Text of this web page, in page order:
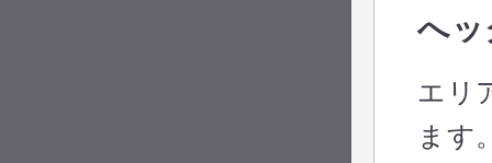
へ
エリ
ます